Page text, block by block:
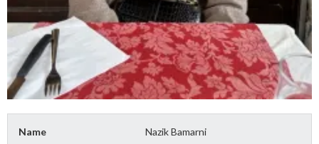
Name Nazik Bamarni